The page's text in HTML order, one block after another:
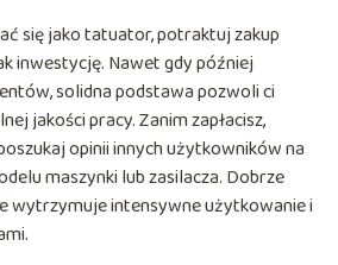
się jako tatuator, potraktuj zakup
inwestycję. Nawet gdy później
solidna podstawa pozwoli ci
jakości pracy. Zanim zapłacisz,
opinii innych użytkowników na
maszynki lub zasilacza. Dobrze
wytrzymuje intensywne użytkowanie i